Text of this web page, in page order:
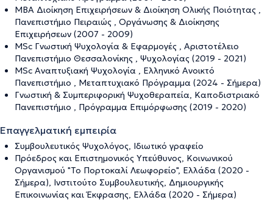
ΜΒΑ Διοίκηση Επιχειρήσεων & Διοίκηση Ολικής Ποιότητας ,
Πανεπιστήμιο Πειραιώς , Οργάνωσης & Διοίκησης
Επιχειρήσεων (2007 - 2009)
MSc Γνωστική Ψυχολογία & Εφαρμογές , Αριστοτέλειο
Πανεπιστήμιο Θεσσαλονίκης , Ψυχολογίας (2019 - 2021)
MSc Αναπτυξιακή Ψυχολογία , Ελληνικό Ανοικτό
Πανεπιστήμιο , Μεταπτυχιακό Πρόγραμμα (2024 - Σήμερα)
Γνωστική & Συμπεριφορική Ψυχοθεραπεία, Καποδιστριακό
Πανεπιστήμιο , Πρόγραμμα Επιμόρφωσης (2019 - 2020)
Επαγγελματική εμπειρία
Συμβουλευτικός Ψυχολόγος, Ιδιωτικό γραφείο
Πρόεδρος και Επιστημονικός Υπεύθυνος, Κοινωνικού
Οργανισμού "Το Πορτοκαλί Λεωφορείο", Ελλάδα (2020 -
Σήμερα), Ινστιτούτο Συμβουλευτικής, Δημιουργικής
Επικοινωνίας και Έκφρασης, Ελλάδα (2020 - Σήμερα)